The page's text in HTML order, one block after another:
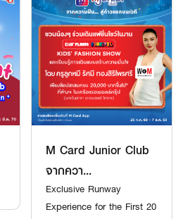
M Card Junior Club
จากควา...
Exclusive Runway
Experience for the First 20